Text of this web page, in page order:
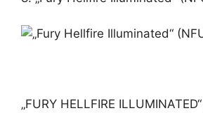
„FURY HELLFIRE